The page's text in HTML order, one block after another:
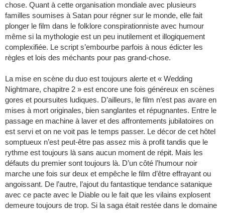
chose. Quant à cette organisation mondiale avec plusieurs
familles soumises à Satan pour régner sur le monde, elle fait
plonger le film dans le folklore conspirationniste avec humour
même si la mythologie est un peu inutilement et illogiquement
complexifiée. Le script s’embourbe parfois à nous édicter les
règles et lois des méchants pour pas grand-chose.
La mise en scène du duo est toujours alerte et « Wedding
Nightmare, chapitre 2 » est encore une fois généreux en scènes
gores et poursuites ludiques. D’ailleurs, le film n’est pas avare en
mises à mort originales, bien sanglantes et répugnantes. Entre le
passage en machine à laver et des affrontements jubilatoires on
est servi et on ne voit pas le temps passer. Le décor de cet hôtel
somptueux n’est peut-être pas assez mis à profit tandis que le
rythme est toujours là sans aucun moment de répit. Mais les
défauts du premier sont toujours là. D’un côté l’humour noir
marche une fois sur deux et empêche le film d’être effrayant ou
angoissant. De l’autre, l’ajout du fantastique tendance satanique
avec ce pacte avec le Diable ou le fait que les vilains explosent
demeure toujours de trop. Si la saga était restée dans le domaine